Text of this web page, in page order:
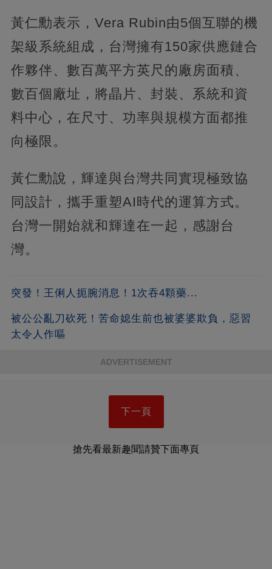
黃仁勳表示，Vera Rubin由5個互聯的機
架級系統組成，台灣擁有150家供應鏈合
作夥伴、數百萬平方英尺的廠房面積、
數百個廠址，將晶片、封裝、系統和資
料中心，在尺寸、功率與規模方面都推
向極限。
黃仁勳說，輝達與台灣共同實現極致協
同設計，攜手重塑AI時代的運算方式。
台灣一開始就和輝達在一起，感謝台
灣。
突發！王俐人扼腕消息！1次吞4顆藥...
被公公亂刀砍死！苦命媳生前也被婆婆欺負，惡習
太令人作嘔
ADVERTISEMENT
下一頁
搶先看最新趣聞請贊下面專頁